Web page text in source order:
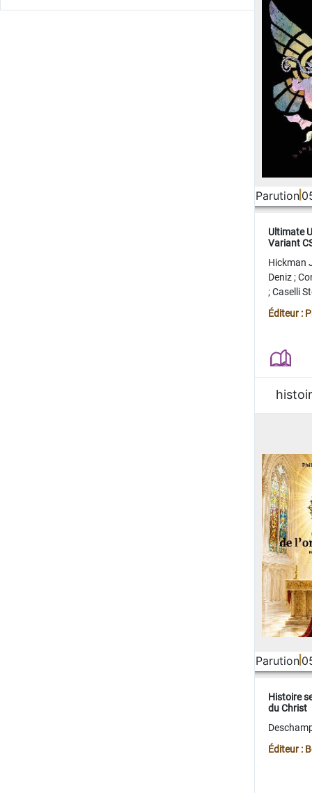
Parution
Ultimate
Variant
Hickman
Deniz;
;Caselli
Juan
Éditeur :
Parution
Histoire
du Christ
Éditeur :